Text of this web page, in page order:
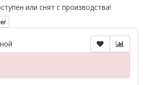
или снят с производства!